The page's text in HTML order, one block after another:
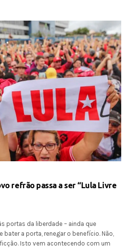
refrão passa a ser “Lula Livre
portas da liberdade – ainda que
bater a porta, renegar o benefício. Não,
Isto vem acontecendo com um